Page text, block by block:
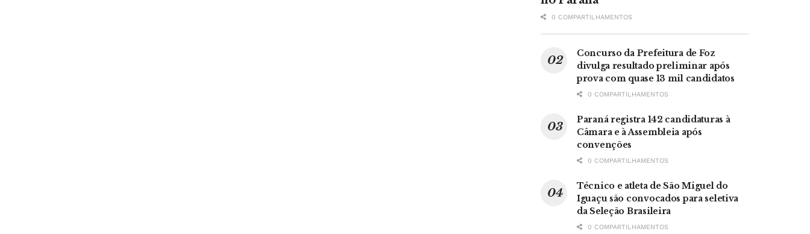
0 COMPARTILHAMENTOS
Concurso da Prefeitura de Foz
divulga resultado preliminar após
prova com quase 13 mil candidatos
0 COMPARTILHAMENTOS
Paraná registra 142 candidaturas à
Câmara e à Assembleia após
convenções
0 COMPARTILHAMENTOS
Técnico e atleta de São Miguel do
Iguaçu são convocados para seletiva
da Seleção Brasileira
0 COMPARTILHAMENTOS